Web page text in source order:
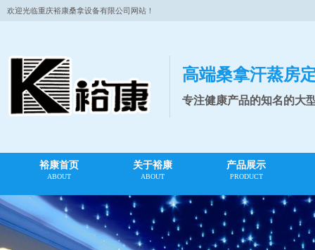
欢迎光临重庆裕康桑拿设备有限公司网站！
高端桑拿汗蒸房
专注健康产品的知名的大
裕康首页
ABOUT
关于裕康
ABOUT
产品展示
PRODUCT